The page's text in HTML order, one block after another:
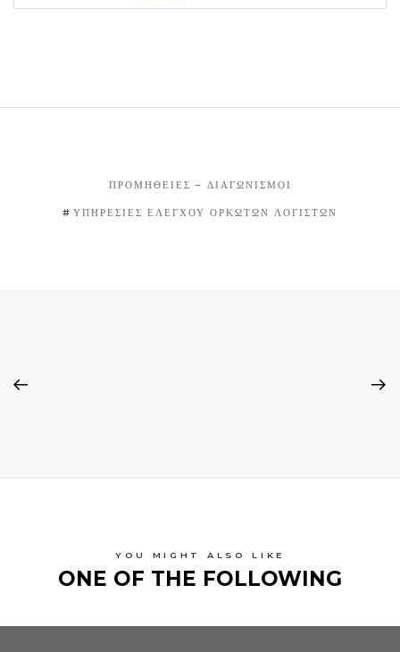
ΠΡΟΜΉΘΕΙΕΣ – ΔΙΑΓΩΝΙΣΜΟΊ
ΥΠΗΡΕΣΊΕΣ ΕΛΈΓΧΟΥ ΟΡΚΩΤΏΝ ΛΟΓΙΣΤΏΝ
YOU MIGHT ALSO LIKE
ONE OF THE FOLLOWING